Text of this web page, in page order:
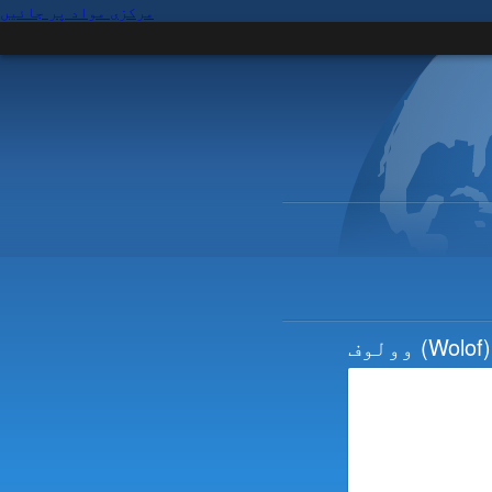
مرکزی مواد پر جائیں
وولوف (Wolof)